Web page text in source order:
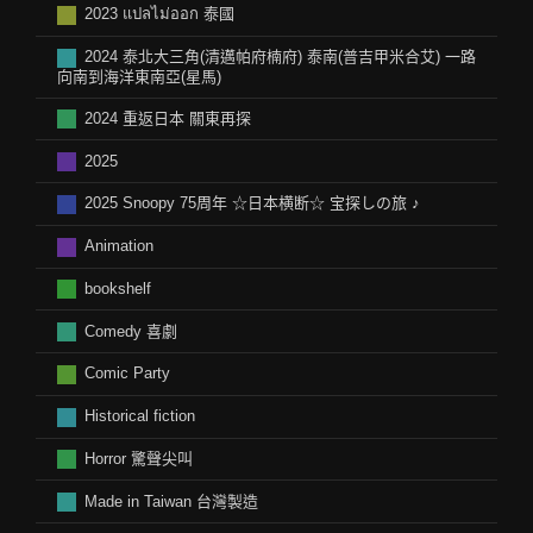
2023 แปลไม่ออก 泰國
2024 泰北大三角(清邁帕府楠府) 泰南(普吉甲米合艾) 一路
向南到海洋東南亞(星馬)
2024 重返日本 關東再探
2025
2025 Snoopy 75周年 ☆日本横断☆ 宝探しの旅 ♪
Animation
bookshelf
Comedy 喜劇
Comic Party
Historical fiction
Horror 驚聲尖叫
Made in Taiwan 台灣製造